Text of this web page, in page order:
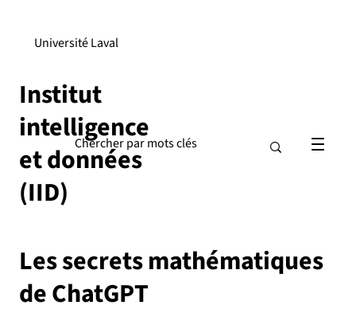
Institut
intelligence
et données
(IID)
Université Laval
Les secrets mathématiques
de ChatGPT